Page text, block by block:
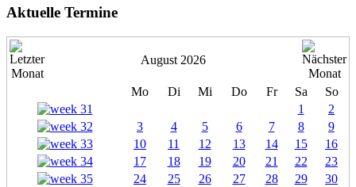
Aktuelle Termine
August 2026
Mo Di Mi Do Fr Sa
So
1
2
3
4 5 6 7 8
9
10
11 12 13 14 15
16
17
18 19 20 21 22
23
24
25 26 27 28 29
30